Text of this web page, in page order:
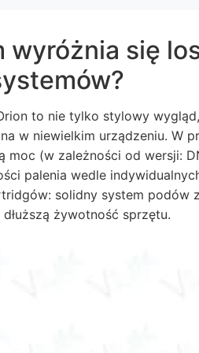
wyróżnia się
to nie tylko stylowy
w niewielkim urządzeniu. W
moc (w zależności od wersji:
palenia wedle
solidny system podów
żywotność sprzętu.